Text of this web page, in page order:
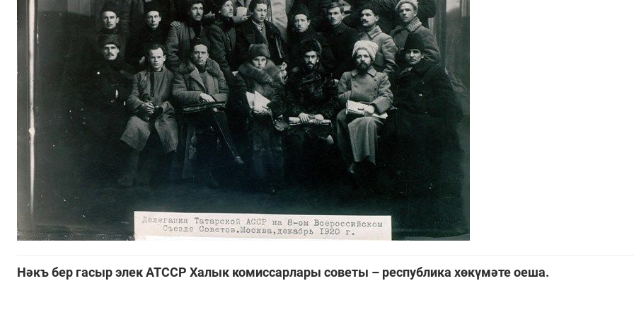
Нәкъ бер гасыр элек АТССР Халык комиссарлары советы – республика хөкүмәте оеша.